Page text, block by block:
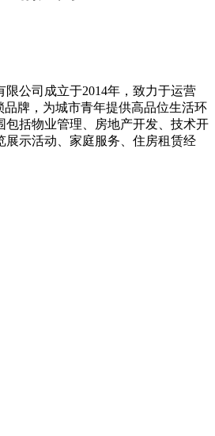
公司成立于2014年，致力于运营
品牌，为城市青年提供高品位生活环
包括物业管理、房地产开发、技术开
展示活动、家庭服务、住房租赁经